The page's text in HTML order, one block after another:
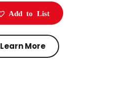
Add to List
Learn More